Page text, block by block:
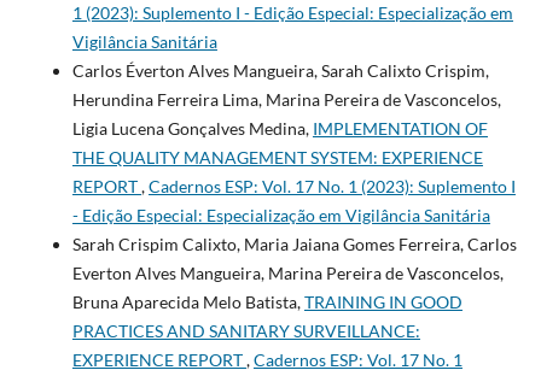
1 (2023): Suplemento I - Edição Especial: Especialização em
Vigilância Sanitária
Carlos Éverton Alves Mangueira, Sarah Calixto Crispim,
Herundina Ferreira Lima, Marina Pereira de Vasconcelos,
Ligia Lucena Gonçalves Medina, IMPLEMENTATION OF
THE QUALITY MANAGEMENT SYSTEM: EXPERIENCE
REPORT,Cadernos ESP: Vol. 17 No. 1 (2023): Suplemento I
- Edição Especial: Especialização em Vigilância Sanitária
Sarah Crispim Calixto, Maria Jaiana Gomes Ferreira, Carlos
Everton Alves Mangueira, Marina Pereira de Vasconcelos,
Bruna Aparecida Melo Batista,TRAINING IN GOOD
PRACTICES AND SANITARY SURVEILLANCE:
EXPERIENCE REPORT,Cadernos ESP: Vol. 17 No. 1